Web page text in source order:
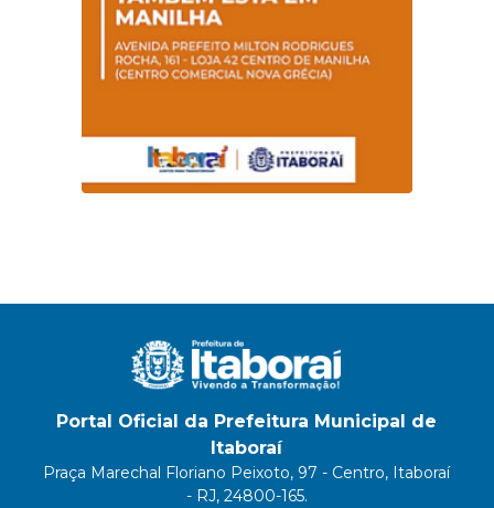
Portal Oficial da Prefeitura Municipal de
Itaboraí
Praça Marechal Floriano Peixoto, 97 - Centro, Itaboraí
- RJ, 24800-165.